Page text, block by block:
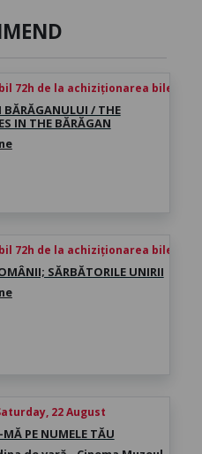
72h de la achiziționarea biletului
BĂRĂGANULUI / THE
IN THE BĂRĂGAN
72h de la achiziționarea biletului
SĂRBĂTORILE UNIRII
22 August
PE NUMELE TĂU